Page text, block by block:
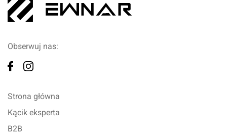
Obserwuj nas:
Strona główna
Kącik eksperta
B2B